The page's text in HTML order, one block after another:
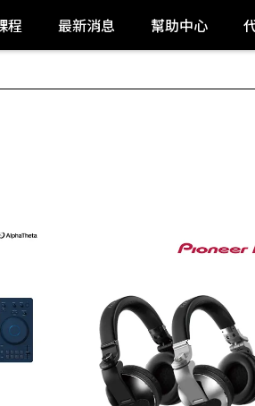
程 最新消息 幫助中心